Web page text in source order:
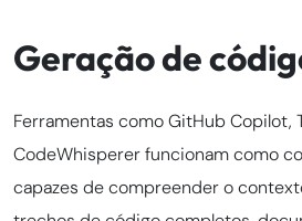
Geração de
Ferramentas como GitHub Copilot,
CodeWhisperer funcionam como
capazes de compreender o